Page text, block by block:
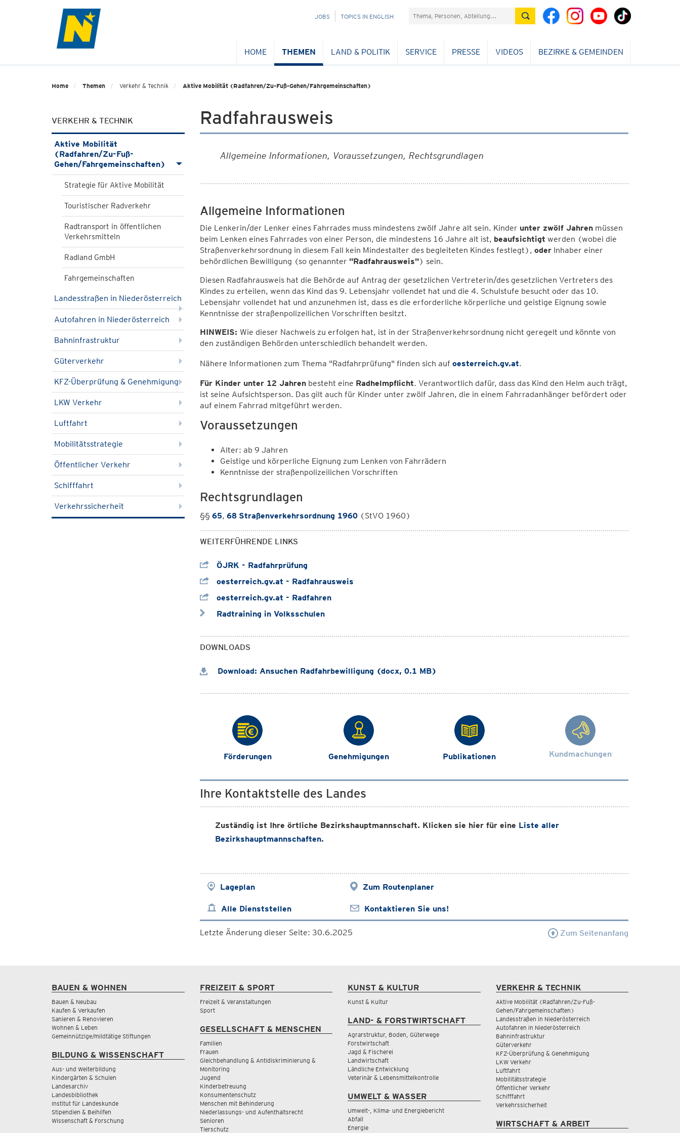
NAVIGATION
JOBS TOPICS IN ENGLISH Suchefeld
HOME THEMEN LAND & POLITIK SERVICE PRESSE VIDEOS BEZIRKE & GEMEINDEN
Home Themen Verkehr & Technik Aktive Mobilität (Radfahren/Zu-Fuß-Gehen/Fahrgemeinschaften)
VERKEHR & TECHNIK
Aktive Mobilität
(Radfahren/Zu-Fuß-
Gehen/Fahrgemeinschaften)
Strategie für Aktive Mobilität
Touristischer Radverkehr
Radtransport in öffentlichen
Verkehrsmitteln
Radland GmbH
Fahrgemeinschaften
Landesstraßen in Niederösterreich
Autofahren in Niederösterreich
Bahninfrastruktur
Güterverkehr
KFZ-Überprüfung & Genehmigung
LKW Verkehr
Luftfahrt
Mobilitätsstrategie
Öffentlicher Verkehr
Schifffahrt
Verkehrssicherheit
Radfahrausweis
Allgemeine Informationen, Voraussetzungen, Rechtsgrundlagen
Allgemeine Informationen
Die Lenkerin/der Lenker eines Fahrrades muss mindestens zwölf Jahre alt sein. Kinder unter zwölf Jahrenmüssen
beim Lenken eines Fahrrades von einer Person, die mindestens 16 Jahre alt ist, beaufsichtigt werden (wobei die
Straßenverkehrsordnung in diesem Fall kein Mindestalter des begleiteten Kindes festlegt), oderInhaber einer
behördlichen Bewilligung (so genannter "Radfahrausweis") sein.
Diesen Radfahrausweis hat die Behörde auf Antrag der gesetzlichen Vertreterin/des gesetzlichen Vertreters des
Kindes zu erteilen, wenn das Kind das 9. Lebensjahr vollendet hat und die 4. Schulstufe besucht oder das 10.
Lebensjahr vollendet hat und anzunehmen ist, dass es die erforderliche körperliche und geistige Eignung sowie
Kenntnisse der straßenpolizeilichen Vorschriften besitzt.
HINWEIS: Wie dieser Nachweis zu erfolgen hat, ist in der Straßenverkehrsordnung nicht geregelt und könnte von
den zuständigen Behörden unterschiedlich behandelt werden.
Nähere Informationen zum Thema "Radfahrprüfung" finden sich auf oesterreich.gv.at.
Für Kinder unter 12 Jahrenbesteht eine Radhelmpflicht. Verantwortlich dafür, dass das Kind den Helm auch trägt,
ist seine Aufsichtsperson. Das gilt auch für Kinder unter zwölf Jahren, die in einem Fahrradanhänger befördert oder
auf einem Fahrrad mitgeführt werden.
Voraussetzungen
Alter: ab 9 Jahren
Geistige und körperliche Eignung zum Lenken von Fahrrädern
Kenntnisse der straßenpolizeilichen Vorschriften
Rechtsgrundlagen
§§ 65, 68 Straßenverkehrsordnung 1960(StVO 1960)
WEITERFÜHRENDE LINKS
ÖJRK - Radfahrprüfung
oesterreich.gv.at - Radfahrausweis
oesterreich.gv.at - Radfahren
Radtraining in Volksschulen
DOWNLOADS
Download: Ansuchen Radfahrbewilligung (docx, 0.1 MB)
Förderungen Genehmigungen Publikationen Kundmachungen
Ihre Kontaktstelle des Landes
Zuständig ist Ihre örtliche Bezirkshauptmannschaft. Klicken sie hier für eine Liste aller
Bezirkshauptmannschaften.
Lageplan Zum Routenplaner
Alle Dienststellen Kontaktieren Sie uns!
Letzte Änderung dieser Seite: 30.6.2025 Zum Seitenanfang
BAUEN & WOHNEN
Bauen & Neubau
Kaufen & Verkaufen
Sanieren & Renovieren
Wohnen & Leben
Gemeinnützige/mildtätige Stiftungen
BILDUNG & WISSENSCHAFT
Aus- und Weiterbildung
Kindergärten & Schulen
Landesarchiv
Landesbibliothek
Institut für Landeskunde
Stipendien & Beihilfen
Wissenschaft & Forschung
FREIZEIT & SPORT
Freizeit & Veranstaltungen
Sport
GESELLSCHAFT & MENSCHEN
Familien
Frauen
Gleichbehandlung & Antidiskriminierung &
Monitoring
Jugend
Kinderbetreuung
Konsumentenschutz
Menschen mit Behinderung
Niederlassungs- und Aufenthaltsrecht
Senioren
Tierschutz
KUNST & KULTUR
Kunst & Kultur
LAND- & FORSTWIRTSCHAFT
Agrarstruktur, Boden, Güterwege
Forstwirtschaft
Jagd & Fischerei
Landwirtschaft
Ländliche Entwicklung
Veterinär & Lebensmittelkontrolle
UMWELT & WASSER
Umwelt-, Klima- und Energiebericht
Abfall
Energie
VERKEHR & TECHNIK
Aktive Mobilität (Radfahren/Zu-Fuß-
Gehen/Fahrgemeinschaften)
Landesstraßen in Niederösterreich
Autofahren in Niederösterreich
Bahninfrastruktur
Güterverkehr
KFZ-Überprüfung & Genehmigung
LKW Verkehr
Luftfahrt
Mobilitätsstrategie
Öffentlicher Verkehr
Schifffahrt
Verkehrssicherheit
WIRTSCHAFT & ARBEIT